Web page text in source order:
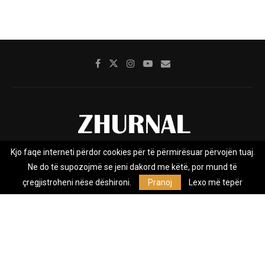
Rreth nesh Impresumi Marketing
Privacy Policy
Zhurnal.mk është Agjenci e Lajmeve e pavarur, e themeluar në vitin
Kjo faqe interneti përdor cookies për të përmirësuar përvojën tuaj.
Ne do të supozojmë se jeni dakord me këtë, por mund të
çregjistroheni nëse dëshironi.
Pranoj Lexo më tepër